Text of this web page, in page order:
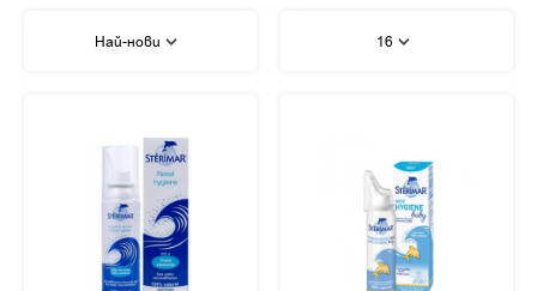
Най-нови 16